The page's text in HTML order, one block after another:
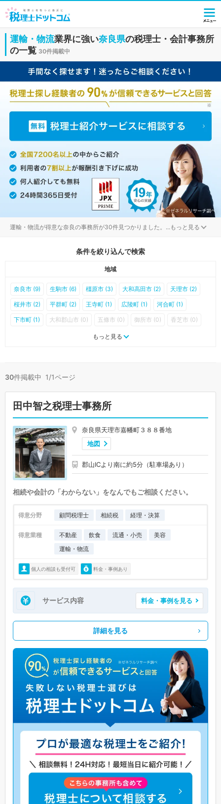
運輸・物流業界に強い奈良県の税理士・会計事務所
の一覧 30件掲載中
運輸・物流が得意な奈良の事務所が30件見つかりました。 ...もっと見る
条件を絞り込んで検索
地域
奈良市 (9) 生駒市 (6) 橿原市 (3) 大和高田市 (2) 天理市 (2)
桜井市 (2) 平群町 (2) 王寺町 (1) 広陵町 (1) 河合町 (1)
下市町 (1) 大和郡山市 (0) 五條市 (0) 御所市 (0) 香芝市 (0)
山添村 (0) 三郷町 (0)
大淀町 (0) 黒滝村 (0)
もっと見る
30件掲載中 1/1ページ
田中智之税理士事務所
奈良県天理市嘉幡町３８８番地
地図
郡山ICより南に約5分（駐車場あり）
相続や会計の「わからない」をなんでもご相談ください。
得意分野 顧問税理士 相続税 経理・決算
得意業種 不動産 飲食 流通・小売
美容
運輸・物流
個人の相談も受付可 料金・事例あり
サービス内容 料金・事例を見る
詳細を見る